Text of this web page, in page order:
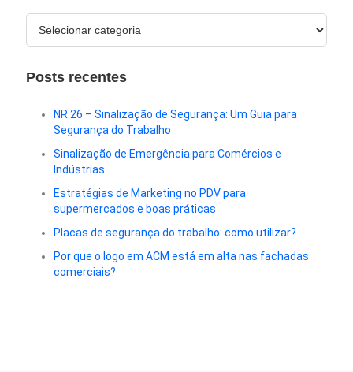
Posts recentes
NR 26 – Sinalização de Segurança: Um Guia para
Segurança do Trabalho
Sinalização de Emergência para Comércios e
Indústrias
Estratégias de Marketing no PDV para
supermercados e boas práticas
Placas de segurança do trabalho: como utilizar?
Por que o logo em ACM está em alta nas fachadas
comerciais?